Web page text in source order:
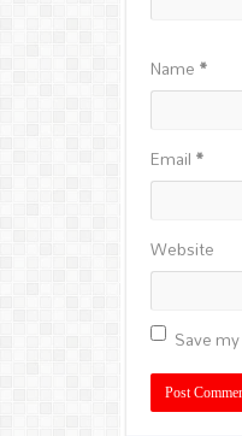
Name*
Email*
Website
Save